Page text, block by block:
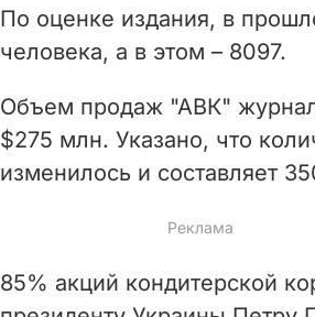
По оценке издания, в
человека, а в этом – 8097.
Объем продаж "АВК"
$275 млн. Указано, что
изменилось и составляет
85% акций кондитерской